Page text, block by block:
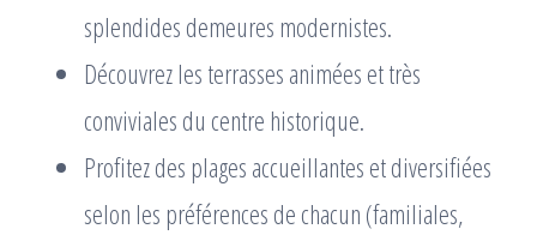
splendides demeures modernistes.
Découvrez les terrasses animées et très
conviviales du centre historique.
Profitez des plages accueillantes et diversifiées
selon les préférences de chacun (familiales,